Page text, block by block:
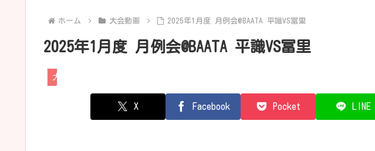
ホーム 大会動画 2025年1月度 月例会@BAATA 平識VS冨里
2025年1月度 月例会@BAATA 平識VS冨里
大会動画
X Facebook Pocket LINE